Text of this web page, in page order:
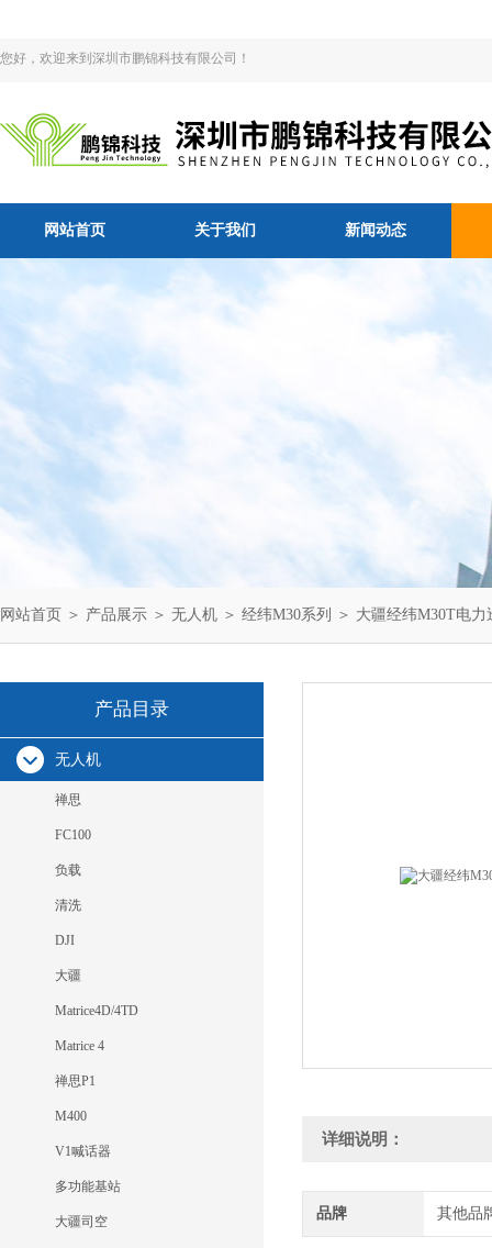
您好，欢迎来到深圳市鹏锦科技有限公司！
网站首页 关于我们 新闻动态
网站首页 ＞ 产品展示 ＞ 无人机 ＞ 经纬M30系列 ＞ 大疆经纬M30T电
产品目录
无人机
禅思
FC100
负载
清洗
DJI
大疆
Matrice4D/4TD
Matrice 4
禅思P1
M400
V1喊话器
多功能基站
大疆司空
详细说明：
品牌 其他品